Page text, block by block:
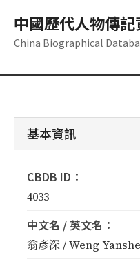
中國歷代人物傳
China Biographical
基本資訊
CBDB ID：
4033
中文名 / 英文名：
翁彥深 / Weng